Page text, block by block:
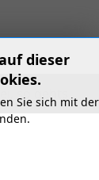
so gehts
dieser
Sie sich mit der